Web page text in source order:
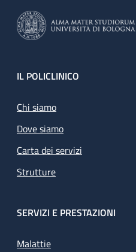
Footer
IL POLICLINICO
Chi siamo
Dove siamo
Carta dei servizi
Strutture
SERVIZI E PRESTAZIONI
Malattie